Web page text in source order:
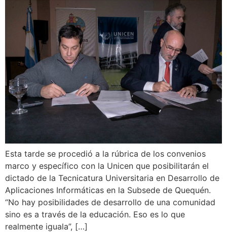
Esta tarde se procedió a la rúbrica de los convenios
marco y específico con la Unicen que posibilitarán el
dictado de la Tecnicatura Universitaria en Desarrollo de
Aplicaciones Informáticas en la Subsede de Quequén.
“No hay posibilidades de desarrollo de una comunidad
sino es a través de la educación. Eso es lo que
realmente iguala”, […]